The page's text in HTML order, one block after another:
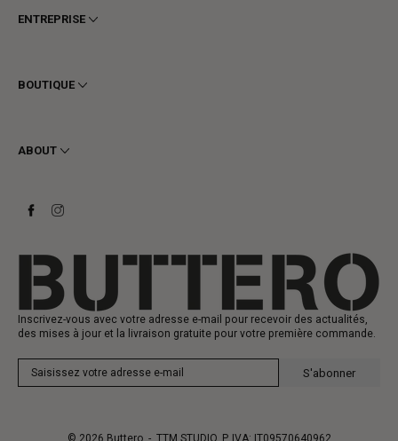
ENTREPRISE
Confidentialité
Contact
BOUTIQUE
Femme
Baskets
ABOUT
Heritage
Inscrivez-vous avec votre adresse e-mail pour recevoir des actualités,
des mises à jour et la livraison gratuite pour votre première commande.
S'abonner